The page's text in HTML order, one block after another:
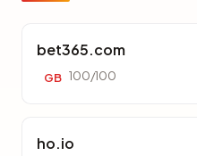
bet365.com
GB 100/100
ho.io